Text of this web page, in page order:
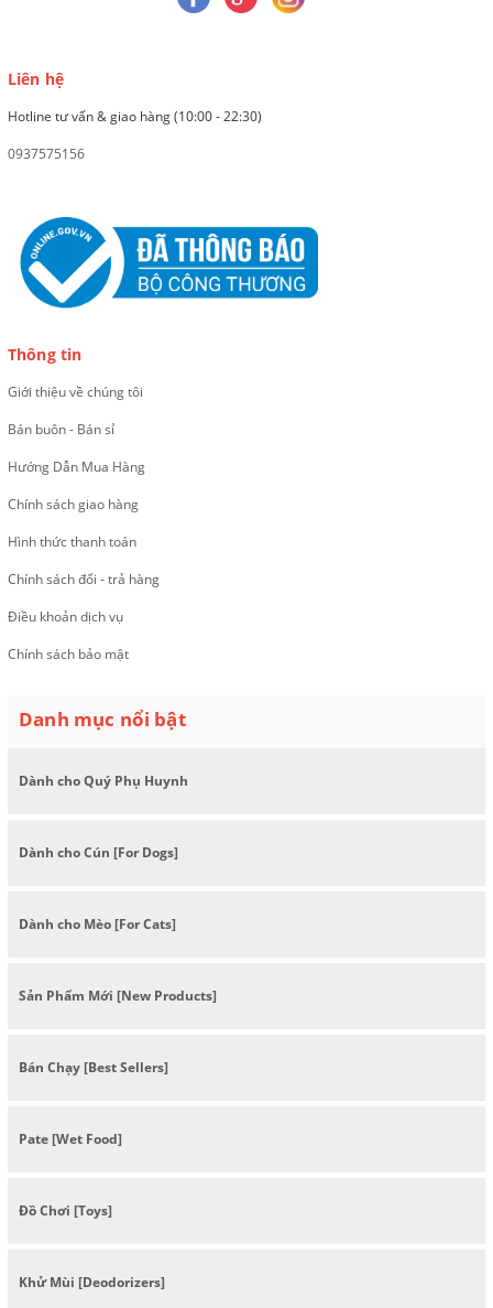
Liên hệ
Hotline tư vấn & giao hàng (10:00 - 22:30)
0937575156
Thông tin
Giới thiệu về chúng tôi
Bán buôn - Bán sỉ
Hướng Dẫn Mua Hàng
Chính sách giao hàng
Hình thức thanh toán
Chính sách đổi - trả hàng
Điều khoản dịch vụ
Chính sách bảo mật
Danh mục nổi bật
Dành cho Quý Phụ Huynh
Dành cho Cún [For Dogs]
Dành cho Mèo [For Cats]
Sản Phẩm Mới [New Products]
Bán Chạy [Best Sellers]
Pate [Wet Food]
Đồ Chơi [Toys]
Khử Mùi [Deodorizers]